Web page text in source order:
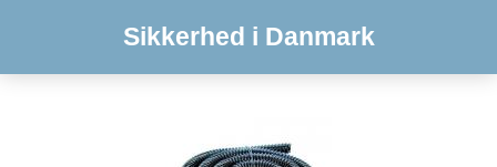
Sikkerhed i Danmark